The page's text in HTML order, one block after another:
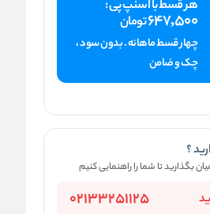
هر قسط با اسنپ پی :
647,500تومان
چهار قسط ماهانه . بدون سود ،
چک و ضامن
؟
بگذارید تا شما را راهنمایی کنیم
02133251125